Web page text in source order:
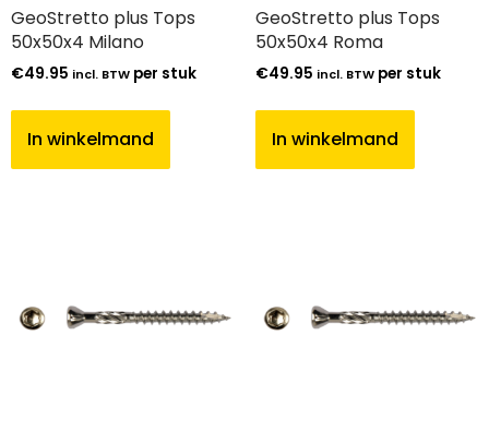
GeoStretto plus Tops
50x50x4 Milano
€49.95 incl. BTW per stuk
In winkelmand
GeoStretto plus Tops
50x50x4 Roma
€49.95 incl. BTW per stuk
In winkelmand